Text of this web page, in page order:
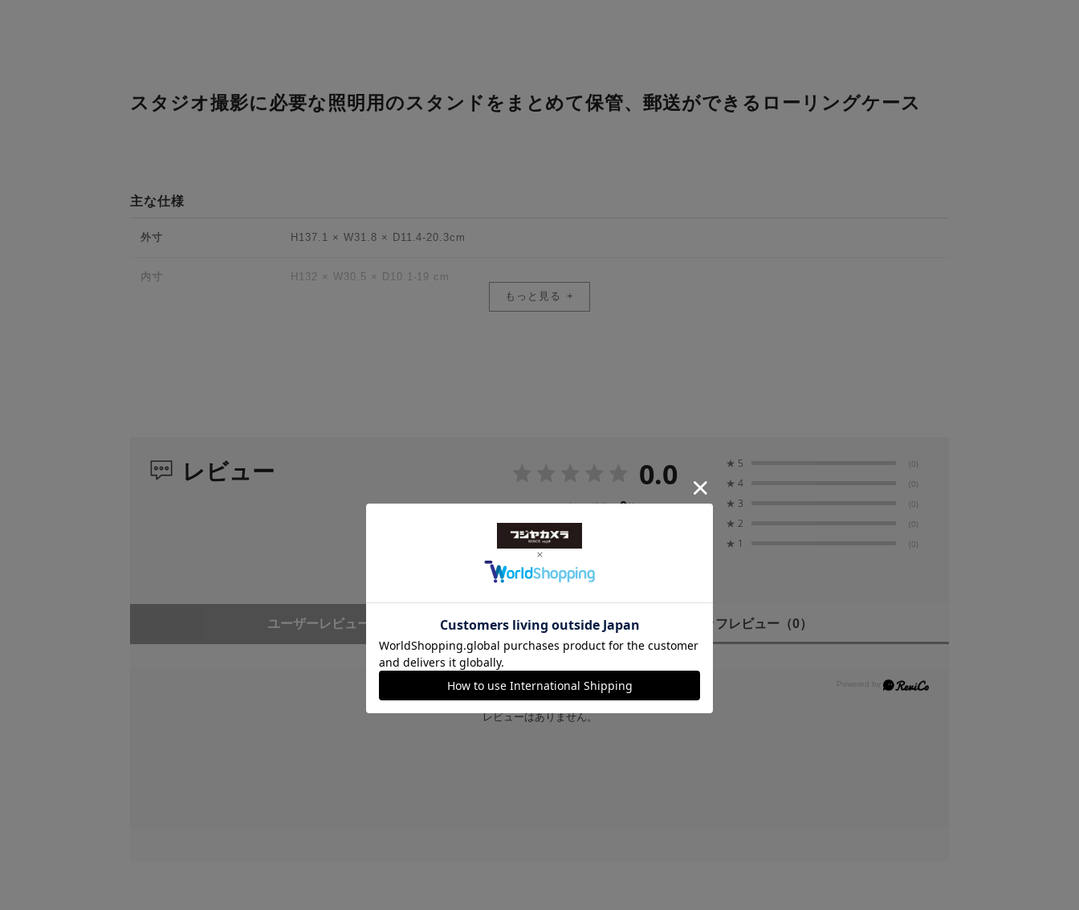
スタジオ撮影に必要な照明用のスタンドをまとめて保管、郵送ができるローリングケース
主な仕様
外寸 H137.1 × W31.8 × D11.4-20.3cm
内寸 H132 × W30.5 × D10.1-19 cm
もっと見る
レビュー 0.0
レビュー件数：0件
★ 5 (0)
★ 4 (0)
★ 3 (0)
★ 2 (0)
★ 1 (0)
ユーザーレビュー スタッフレビュー （0）
レビューはありません。